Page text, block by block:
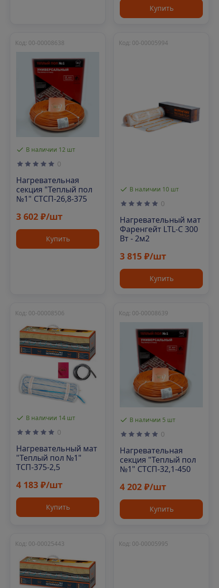
Купить
В наличии 12 шт
Код: 00-00008638
0
Нагревательная
секция "Теплый пол
№1" СТСП-26,8-375
3 602 ₽/шт
Купить
В наличии 10 шт
Код: 00-00005994
0
Нагревательный мат
Фаренгейт LTL-C 300
Вт - 2м2
3 815 ₽/шт
Купить
В наличии 14 шт
Код: 00-00008506
0
Нагревательный мат
"Теплый пол №1"
ТСП-375-2,5
4 183 ₽/шт
Купить
В наличии 5 шт
Код: 00-00008639
0
Нагревательная
секция "Теплый пол
№1" СТСП-32,1-450
4 202 ₽/шт
Купить
Код: 00-00025443 Код: 00-00005995